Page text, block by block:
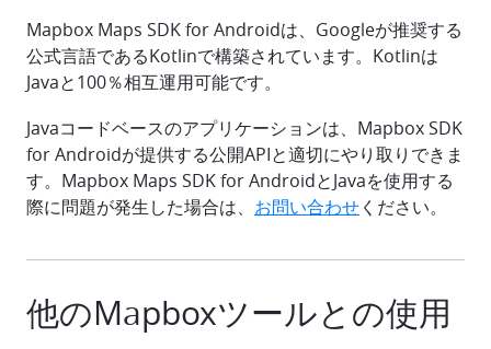
Mapbox Maps SDK for Androidは、Googleが推奨する
公式言語であるKotlinで構築されています。Kotlinは
Javaと100％相互運用可能です。
Javaコードベースのアプリケーションは、Mapbox SDK
for Androidが提供する公開APIと適切にやり取りできま
す。Mapbox Maps SDK for AndroidとJavaを使用する
際に問題が発生した場合は、 お問い合わせください。
他のMapboxツールとの使用